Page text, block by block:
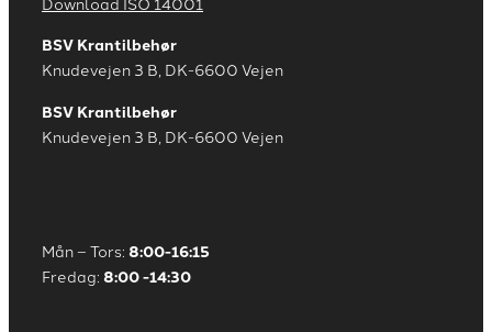
BSV Krantilbehør
Knudevejen 3 B, DK-6600 Vejen
BSV Krantilbehør
Knudevejen 3 B, DK-6600 Vejen
Mån – Tors: 8:00-16:15
Fredag: 8:00 -14:30